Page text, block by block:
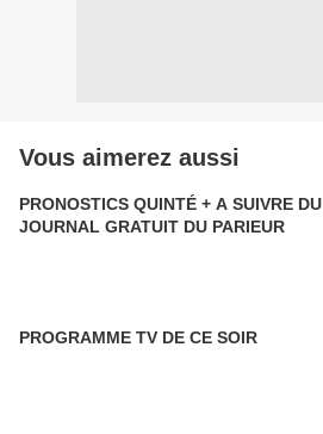
Vous aimerez aussi
PRONOSTICS QUINTÉ + A SUIVRE DU
JOURNAL GRATUIT DU PARIEUR
PROGRAMME TV DE CE SOIR